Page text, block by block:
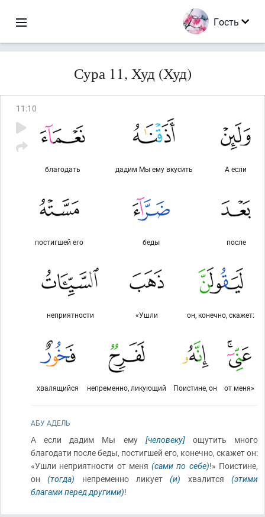
Гость
Сура 11, Худ (Худ)
11 :10
А если
дадим Мы ему вкусить
благодать
после
беды
постигшей его
он, конечно, скажет:
«Ушли
неприятности
от меня»
Поистине, он
непременно, ликующий
хвалящийся
АБУ АДЕЛЬ
А если дадим Мы ему [человеку]ощутить много
благодати после беды, постигшей его, конечно, скажет он:
«Ушли неприятности от меня(сами по себе)!» Поистине,
он(тогда) непременно ликует(и) хвалится(этими
благами перед другими)!